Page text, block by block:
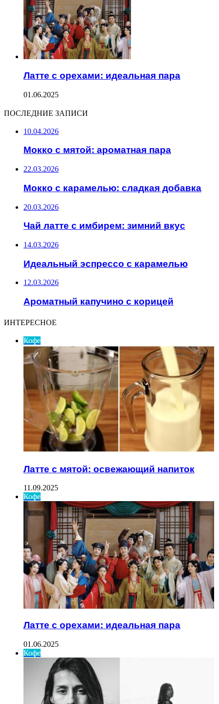
Латте с орехами: идеальная пара
01.06.2025
ПОСЛЕДНИЕ ЗАПИСИ
10.04.2026
Мокко с мятой: ароматная пара
22.03.2026
Мокко с карамелью: сладкая добавка
20.03.2026
Чай латте с имбирем: зимний вкус
14.03.2026
Идеальный эспрессо с карамелью
12.03.2026
Ароматный капучино с корицей
ИНТЕРЕСНОЕ
Кофе
Латте с мятой: освежающий напиток
11.09.2025
Кофе
Латте с орехами: идеальная пара
01.06.2025
Кофе